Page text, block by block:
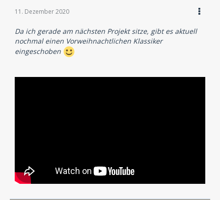
11. Dezember 2020
Da ich gerade am nächsten Projekt sitze, gibt es aktuell
nochmal einen Vorweihnachtlichen Klassiker
eingeschoben